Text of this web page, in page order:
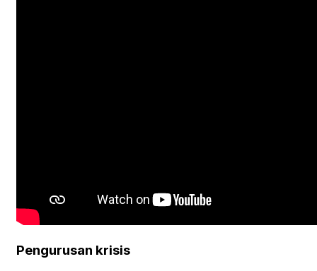
Pengurusan krisis